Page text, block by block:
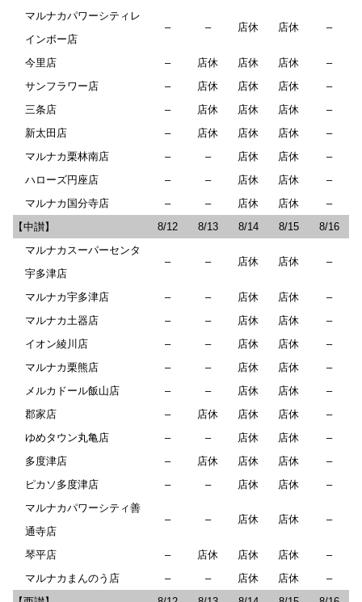
マルナカパワーシティレ
インボー店
– – 店休 店休 –
今里店 – 店休 店休 店休
–
サンフラワー店
– 店休 店休 店休
–
三条店
– 店休 店休 店休
–
新太田店
– 店休 店休 店休
–
マルナカ栗林南店
– – 店休 店休
–
ハローズ円座店
– – 店休 店休
–
マルナカ国分寺店
– – 店休 店休
–
【中讃】
8/12 8/13 8/14 8/15
8/16
マルナカスーパーセンタ
宇多津店
– – 店休 店休 –
マルナカ宇多津店 – – 店休 店休
–
マルナカ土器店
– – 店休 店休
–
イオン綾川店
– – 店休 店休
–
マルナカ栗熊店
– – 店休 店休
–
メルカドール飯山店
– – 店休 店休
–
郡家店
– 店休 店休 店休
–
ゆめタウン丸亀店
– – 店休 店休
–
多度津店
– 店休 店休 店休
–
ピカソ多度津店
– – 店休 店休
–
マルナカパワーシティ善
通寺店
– – 店休 店休 –
琴平店 – 店休 店休 店休
–
マルナカまんのう店
– – 店休 店休
–